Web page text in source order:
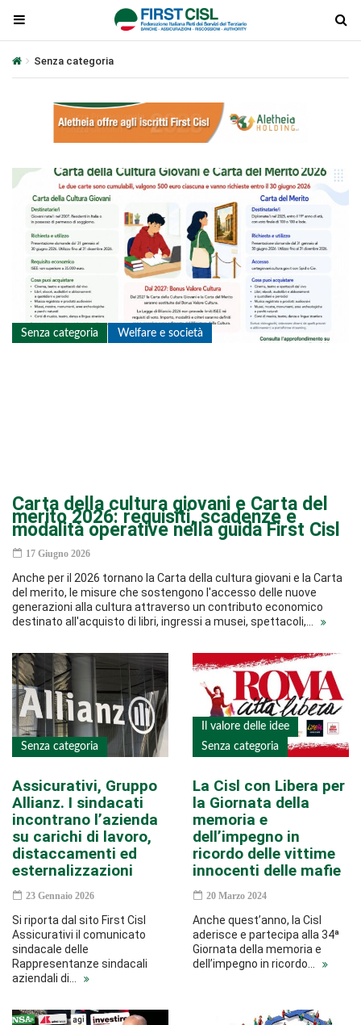
Senza categoria
Senza categoria Welfare e società
Carta della cultura giovani e Carta del
merito 2026: requisiti, scadenze e
modalità operative nella guida First Cisl
17 Giugno 2026
Anche per il 2026 tornano la Carta della cultura giovani e la Carta
del merito, le misure che sostengono l'accesso delle nuove
generazioni alla cultura attraverso un contributo economico
destinato all'acquisto di libri, ingressi a musei, spettacoli,…
Senza categoria
Assicurativi, Gruppo
Allianz. I sindacati
incontrano l’azienda
su carichi di lavoro,
distaccamenti ed
esternalizzazioni
23 Gennaio 2026
Si riporta dal sito First Cisl
Assicurativi il comunicato
sindacale delle
Rappresentanze sindacali
aziendali di…
Il valore delle idee
Senza categoria
La Cisl con Libera per
la Giornata della
memoria e
dell’impegno in
ricordo delle vittime
innocenti delle mafie
20 Marzo 2024
Anche quest’anno, la Cisl
aderisce e partecipa alla 34ª
Giornata della memoria e
dell’impegno in ricordo…